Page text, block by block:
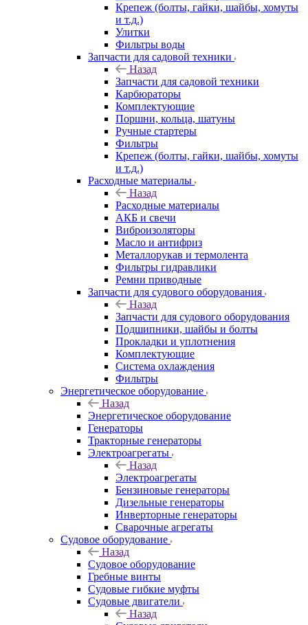
Крепеж (болты, гайки, шайбы, хомуты
и т.д.)
Улитки
Фильтры воды
Запчасти для садовой техники
Назад
Запчасти для садовой техники
Карбюраторы
Комплектующие
Поршни, кольца, шатуны
Ручные стартеры
Фильтры
Крепеж (болты, гайки, шайбы, хомуты
и т.д.)
Расходные материалы
Назад
Расходные материалы
АКБ и свечи
Виброизоляторы
Масло и антифриз
Металлорукав и термолента
Фильтры гидравлики
Ремни приводные
Запчасти для судового оборудования
Назад
Запчасти для судового оборудования
Подшипники, шайбы и болты
Прокладки и уплотнения
Комплектующие
Система охлаждения
Фильтры
Энергетическое оборудование
Назад
Энергетическое оборудование
Генераторы
Тракторные генераторы
Электроагрегаты
Назад
Электроагрегаты
Бензиновые генераторы
Дизельные генераторы
Инверторные генераторы
Сварочные агрегаты
Судовое оборудование
Назад
Судовое оборудование
Гребные винты
Судовые гибкие муфты
Судовые двигатели
Назад